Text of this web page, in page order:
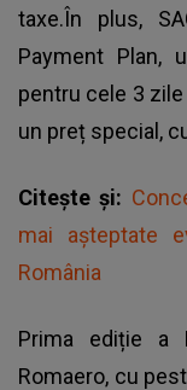
taxe.În plus,
Payment Plan,
pentru cele 3
un preț special,
Citește și:
mai așteptate
România
Prima ediție a
Romaero, cu